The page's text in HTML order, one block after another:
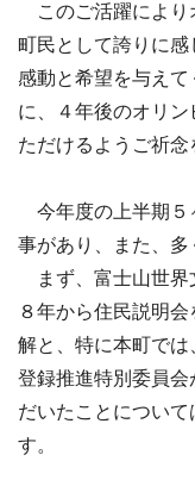
このご活躍により
町民として誇りに
感動と希望を与え
に、４年後のオリ
ただけるようご祈念
今年度の上半期５
事があり、また、多
まず、富士山世界
８年から住民説明
解と、特に本町で
登録推進特別委員
だいたことについ
す。